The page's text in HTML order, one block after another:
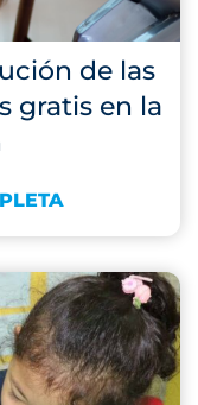
de las
gratis en la